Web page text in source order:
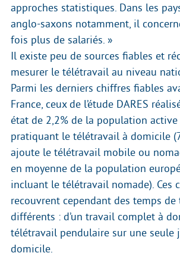
approches statistiques. Dans les
anglo-saxons notamment, il
fois plus de salariés. »
Il existe peu de sources fiables et
mesurer le télétravail au niveau
Parmi les derniers chiffres fiables
France, ceux de l’étude DARES
état de 2,2% de la population active
pratiquant le télétravail à domicile
ajoute le télétravail mobile ou
en moyenne de la population
incluant le télétravail nomade). Ces
recouvrent cependant des temps de
différents : d’un travail complet à
télétravail pendulaire sur une seule
domicile.